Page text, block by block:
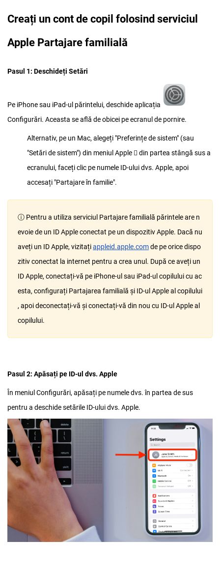
Creați un cont de copil folosind serviciul
Apple Partajare familială
Pasul 1: Deschideți Setări
Pe iPhone sau iPad-ul părintelui, deschide aplicația
Configurări. Aceasta se află de obicei pe ecranul de pornire.
Alternativ, pe un Mac, alegeți "Preferințe de sistem" (sau
"Setări de sistem") din meniul Apple  din partea stângă sus a
ecranului, faceți clic pe numele ID-ului dvs. Apple, apoi
accesați "Partajare în familie".
ⓘ Pentru a utiliza serviciul Partajare familială părintele are n
evoie de un ID Apple conectat pe un dispozitiv Apple. Dacă nu
aveți un ID Apple, vizitațiappleid.apple.comde pe orice dispo
zitiv conectat la internet pentru a crea unul. După ce aveți un
ID Apple, conectați-vă pe iPhone-ul sau iPad-ul copilului cu ac
esta, configurați Partajarea familială și ID-ul Apple al copilului
, apoi deconectați-vă și conectați-vă din nou cu ID-ul Apple al
copilului.
Pasul 2: Apăsați pe ID-ul dvs. Apple
În meniul Configurări, apăsați pe numele dvs. în partea de sus
pentru a deschide setările ID-ului dvs. Apple.